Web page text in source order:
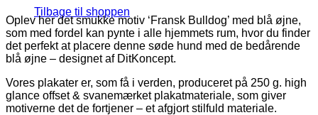
Tilbage til shoppen
Oplev her det smukke motiv ‘Fransk Bulldog’ med blå øjne,
som med fordel kan pynte i alle hjemmets rum, hvor du finder
det perfekt at placere denne søde hund med de bedårende
blå øjne – designet af DitKoncept.
Vores plakater er, som få i verden, produceret på 250 g. high
glance offset & svanemærket plakatmateriale, som giver
motiverne det de fortjener – et afgjort stilfuld materiale.